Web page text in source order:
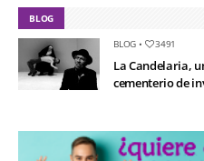
BLOG
BLOG • 3491
La Candelaria,
cementerio de